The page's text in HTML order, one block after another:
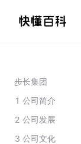
步长集团
1 公司简介
2 公司发展
3 公司文化